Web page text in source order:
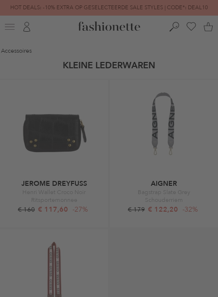
HOT DEALS: -10% EXTRA OP GESELECTEERDE SALE STYLES | CODE*: DEAL10
FINAL SALE | TOT -80% GEREDUCEERD
Accessoires
KLEINE LEDERWAREN
JEROME DREYFUSS
Henri Wallet Croco Noir
Ritsportemonnee
€ 160 € 117,60 -27%
AIGNER
Bagstrap Slate Grey
Schouderriem
€ 179 € 122,20 -32%